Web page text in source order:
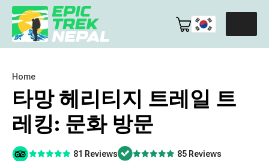
Home
타망 헤리티지 트레일 트
레킹: 문화 방문
81 Reviews 85 Reviews